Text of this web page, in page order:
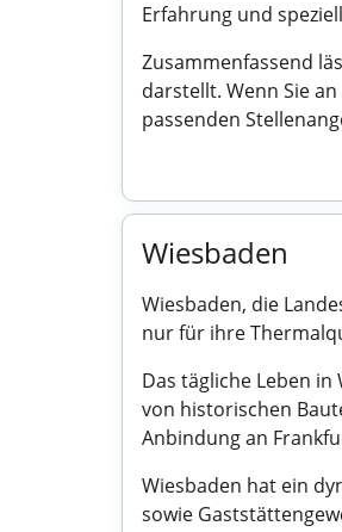
Erfahrung und
Zusammenfassend
darstellt. Wenn Sie
passenden
Wiesbaden
Wiesbaden, die
nur für ihre
Das tägliche Leben
von historischen
Anbindung an
Wiesbaden hat ein
sowie